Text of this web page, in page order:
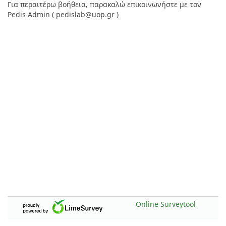
Για περαιτέρω βοήθεια, παρακαλώ επικοινωνήστε με τον
Pedis Admin ( pedislab@uop.gr )
Online Surveytool